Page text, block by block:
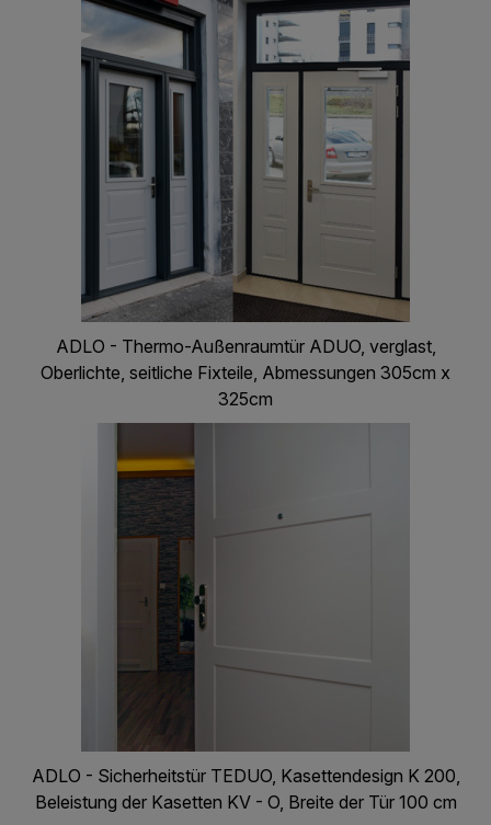
ADLO - Thermo-Außenraumtür ADUO, verglast,
Oberlichte, seitliche Fixteile, Abmessungen 305cm x
325cm
ADLO - Sicherheitstür TEDUO, Kasettendesign K 200,
Beleistung der Kasetten KV - O, Breite der Tür 100 cm